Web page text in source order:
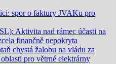
spor o faktury JVAKu pro
Aktivita nad rámec účasti na
finančně nepokryta
chystá žalobu na vládu za
pro větrné elektrárny